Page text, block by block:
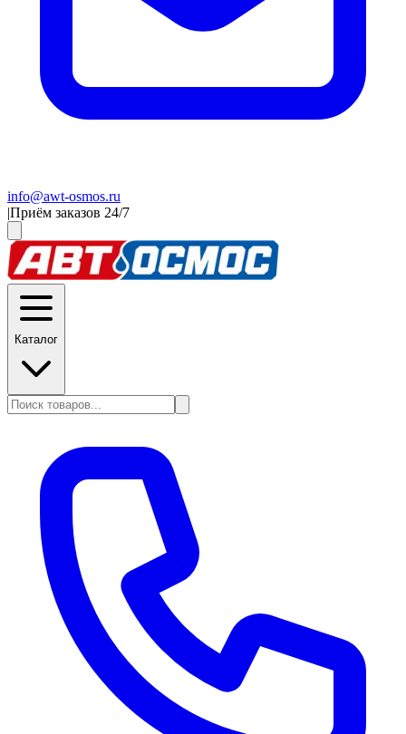
info@awt-osmos.ru
|Приём заказов 24/7
Каталог